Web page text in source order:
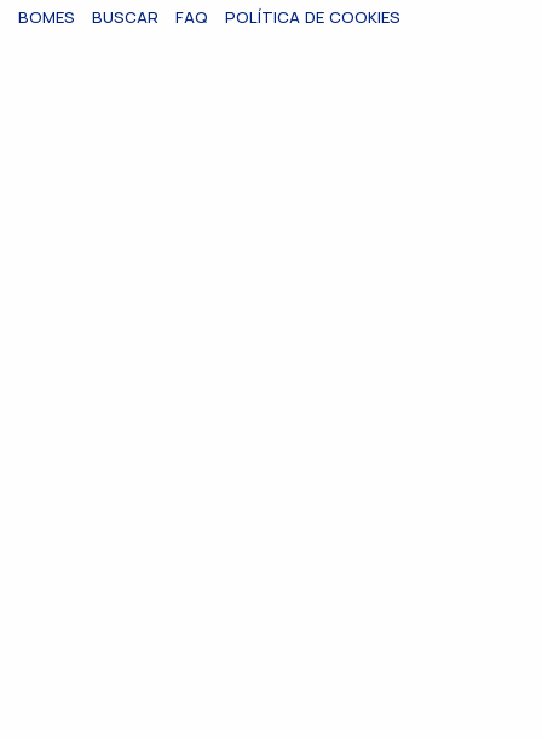
BOMES BUSCAR FAQ POLÍTICA DE COOKIES